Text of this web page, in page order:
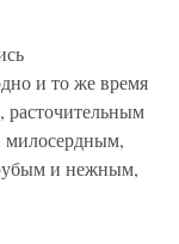
и то же время
милосердным,
и нежным,